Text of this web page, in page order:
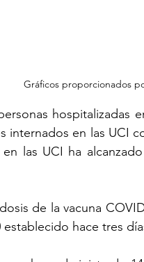
Gráficos proporcionados
internados en las UCI
las UCI ha
de la vacuna
hace tres